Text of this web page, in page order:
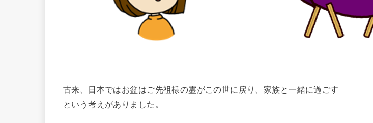
古来、日本ではお盆はご先祖様の霊がこの世に戻り、家族と一緒に過ごす
という考えがありました。